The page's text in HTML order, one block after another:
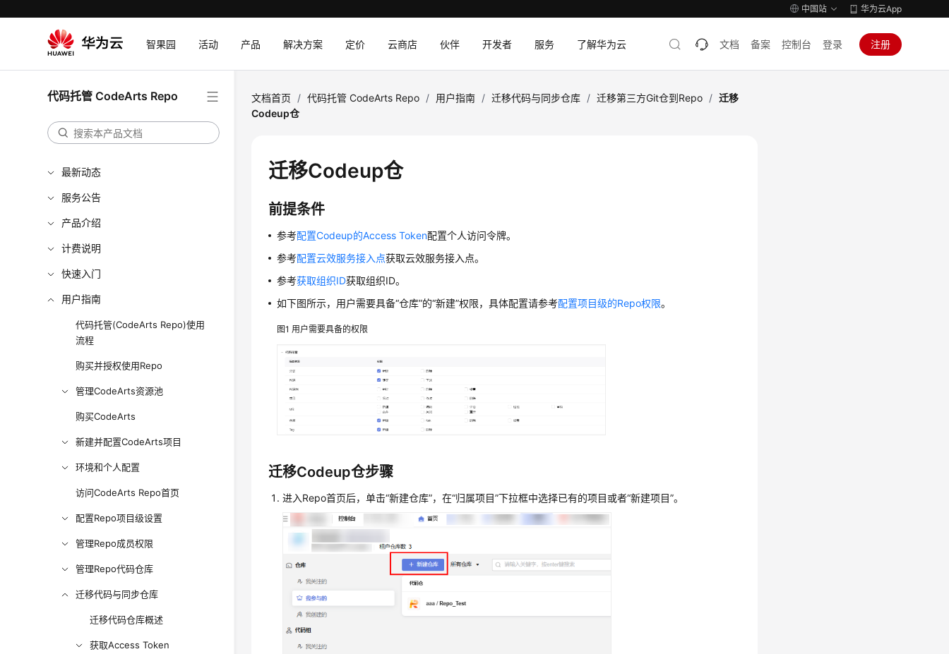
中国站 华为云App
智果园 活动 产品 解决方案 定价 云商店 伙伴 开发者 服务 了解华为云 文档 备案 控制台 登录 注册
代码托管 CodeArts Repo
最新动态
服务公告
产品介绍
计费说明
快速入门
用户指南
代码托管(CodeArts Repo)使用
流程
购买并授权使用Repo
管理CodeArts资源池
购买CodeArts
新建并配置CodeArts项目
环境和个人配置
访问CodeArts Repo首页
配置Repo项目级设置
管理Repo成员权限
管理Repo代码仓库
迁移代码与同步仓库
迁移代码仓库概述
获取Access Token
文档首页 / 代码托管 CodeArts Repo / 用户指南 / 迁移代码与同步仓库 / 迁移第三方Git仓到Repo / 迁移
Codeup仓
迁移Codeup仓
前提条件
参考配置Codeup的Access Token配置个人访问令牌。
参考配置云效服务接入点获取云效服务接入点。
参考获取组织ID获取组织ID。
如下图所示，用户需要具备“仓库”的“新建”权限，具体配置请参考配置项目级的Repo权限。
图1用户需要具备的权限
迁移Codeup仓步骤
进入Repo首页后，单击“新建仓库”，在“归属项目”下拉框中选择已有的项目或者“新建项目”。